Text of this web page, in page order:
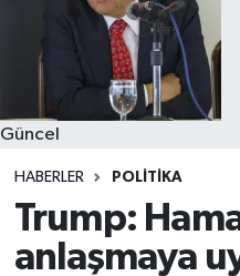
Güncel
HABERLER POLITIKA
Trump:
anlaşmaya